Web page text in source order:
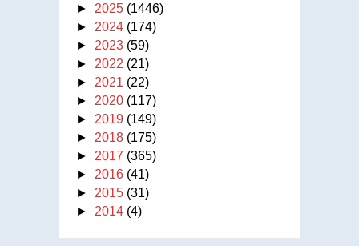
► 2025 (1446)
► 2024 (174)
► 2023 (59)
► 2022 (21)
► 2021 (22)
► 2020 (117)
► 2019 (149)
► 2018 (175)
► 2017 (365)
► 2016 (41)
► 2015 (31)
► 2014 (4)